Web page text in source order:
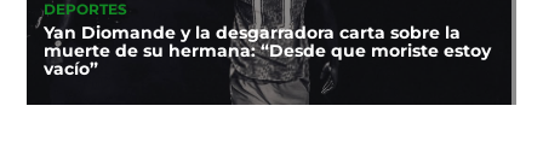
DEPORTES
Yan Diomande y la desgarradora carta sobre la
muerte de su hermana: “Desde que moriste estoy
vacío”